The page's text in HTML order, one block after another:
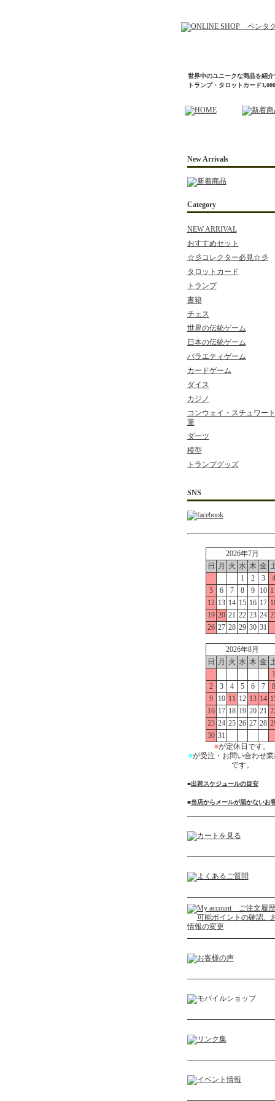
世界中のユニークな商品を紹
トランプ・タロットカード
New Arrivals
Category
NEW ARRIVAL
おすすめセット
☆彡コレクター必見☆彡
タロットカード
トランプ
書籍
チェス
世界の伝統ゲーム
日本の伝統ゲーム
バラエティゲーム
カードゲーム
ダイス
カジノ
コンウェイ・スチュワー
筆
ダーツ
模型
トランプグッズ
SNS
2026年7月
日
月 火 水 木 金
1
2 3
4
5
6 7 8 9 10
12 13 14 15 16 17
19 20 21 22 23 24
26 27 28 29 30 31
2026年8月
日
月 火 水 木 金
1
2
3 4 5 6 7
8
9
10 11 12 13 14
16 17 18 19 20 21
23 24 25 26 27 28
30 31
■が定休日です。
■が受注・お問い合わせ
です。
■出荷スケジュールの目安
■当店からメールが届かないお